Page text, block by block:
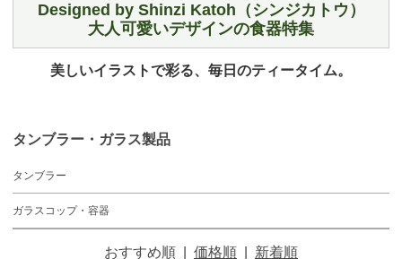
Designed by Shinzi Katoh（シンジカトウ）
大人可愛いデザインの食器特集
美しいイラストで彩る、毎日のティータイム。
タンブラー・ガラス製品
タンブラー
ガラスコップ・容器
おすすめ順 価格順 新着順